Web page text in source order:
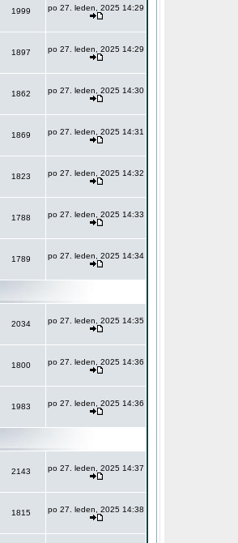
1999 po 27. leden, 2025 14:29
1897 po 27. leden, 2025 14:29
1862 po 27. leden, 2025 14:30
1869 po 27. leden, 2025 14:31
1823 po 27. leden, 2025 14:32
1788 po 27. leden, 2025 14:33
1789 po 27. leden, 2025 14:34
2034 po 27. leden, 2025 14:35
1800 po 27. leden, 2025 14:36
1983 po 27. leden, 2025 14:36
2143 po 27. leden, 2025 14:37
1815 po 27. leden, 2025 14:38